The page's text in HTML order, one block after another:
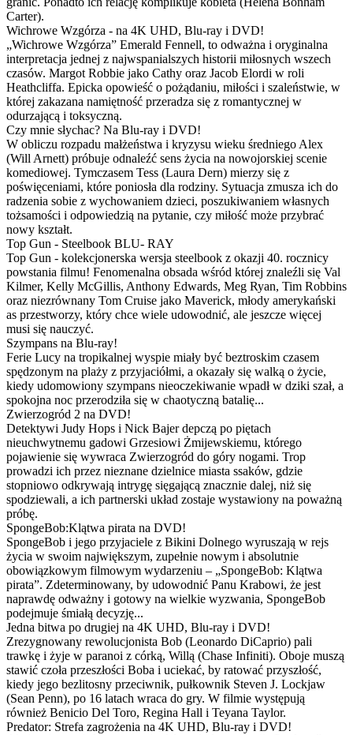
Carter).
Wichrowe Wzgórza - na 4K UHD, Blu-ray i DVD!
„Wichrowe Wzgórza” Emerald Fennell, to odważna i oryginalna
interpretacja jednej z najwspanialszych historii miłosnych wszech
czasów. Margot Robbie jako Cathy oraz Jacob Elordi w roli
Heathcliffa. Epicka opowieść o pożądaniu, miłości i szaleństwie, w
której zakazana namiętność przeradza się z romantycznej w
odurzającą i toksyczną.
Czy mnie słychac? Na Blu-ray i DVD!
W obliczu rozpadu małżeństwa i kryzysu wieku średniego Alex
(Will Arnett) próbuje odnaleźć sens życia na nowojorskiej scenie
komediowej. Tymczasem Tess (Laura Dern) mierzy się z
poświęceniami, które poniosła dla rodziny. Sytuacja zmusza ich do
radzenia sobie z wychowaniem dzieci, poszukiwaniem własnych
tożsamości i odpowiedzią na pytanie, czy miłość może przybrać
nowy kształt.
Top Gun - Steelbook BLU- RAY
Top Gun - kolekcjonerska wersja steelbook z okazji 40. rocznicy
powstania filmu! Fenomenalna obsada wśród której znaleźli się Val
Kilmer, Kelly McGillis, Anthony Edwards, Meg Ryan, Tim Robbins
oraz niezrównany Tom Cruise jako Maverick, młody amerykański
as przestworzy, który chce wiele udowodnić, ale jeszcze więcej
musi się nauczyć.
Szympans na Blu-ray!
Ferie Lucy na tropikalnej wyspie miały być beztroskim czasem
spędzonym na plaży z przyjaciółmi, a okazały się walką o życie,
kiedy udomowiony szympans nieoczekiwanie wpadł w dziki szał, a
spokojna noc przerodziła się w chaotyczną batalię...
Zwierzogród 2 na DVD!
Detektywi Judy Hops i Nick Bajer depczą po piętach
nieuchwytnemu gadowi Grzesiowi Żmijewskiemu, którego
pojawienie się wywraca Zwierzogród do góry nogami. Trop
prowadzi ich przez nieznane dzielnice miasta ssaków, gdzie
stopniowo odkrywają intrygę sięgającą znacznie dalej, niż się
spodziewali, a ich partnerski układ zostaje wystawiony na poważną
próbę.
SpongeBob:Klątwa pirata na DVD!
SpongeBob i jego przyjaciele z Bikini Dolnego wyruszają w rejs
życia w swoim największym, zupełnie nowym i absolutnie
obowiązkowym filmowym wydarzeniu – „SpongeBob: Klątwa
pirata”. Zdeterminowany, by udowodnić Panu Krabowi, że jest
naprawdę odważny i gotowy na wielkie wyzwania, SpongeBob
podejmuje śmiałą decyzję...
Jedna bitwa po drugiej na 4K UHD, Blu-ray i DVD!
Zrezygnowany rewolucjonista Bob (Leonardo DiCaprio) pali
trawkę i żyje w paranoi z córką, Willą (Chase Infiniti). Oboje muszą
stawić czoła przeszłości Boba i uciekać, by ratować przyszłość,
kiedy jego bezlitosny przeciwnik, pułkownik Steven J. Lockjaw
(Sean Penn), po 16 latach wraca do gry. W filmie występują
również Benicio Del Toro, Regina Hall i Teyana Taylor.
Predator: Strefa zagrożenia na 4K UHD, Blu-ray i DVD!